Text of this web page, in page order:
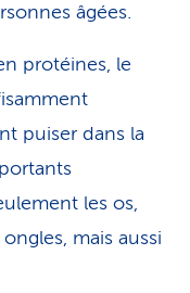
âgées.
protéines, le
puiser dans la
les os,
mais aussi